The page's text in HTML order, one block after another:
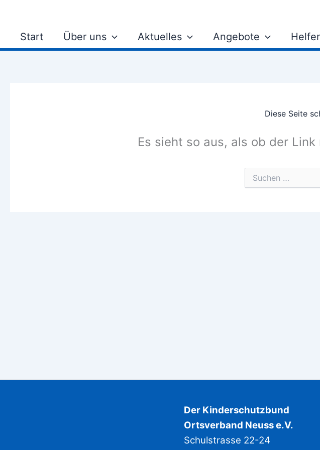
springenStart Über uns Aktuelles Angebote
Diese Seite
Es sieht so aus, als ob der
Suchen
nach:
Der Kinderschutzbund
Ortsverband Neuss e.V.
Schulstrasse 22-24